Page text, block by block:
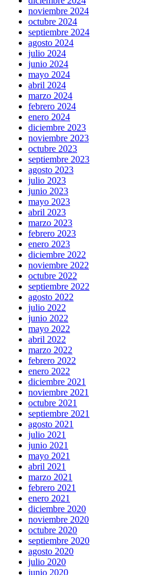
noviembre 2024
octubre 2024
septiembre 2024
agosto 2024
julio 2024
junio 2024
mayo 2024
abril 2024
marzo 2024
febrero 2024
enero 2024
diciembre 2023
noviembre 2023
octubre 2023
septiembre 2023
agosto 2023
julio 2023
junio 2023
mayo 2023
abril 2023
marzo 2023
febrero 2023
enero 2023
diciembre 2022
noviembre 2022
octubre 2022
septiembre 2022
agosto 2022
julio 2022
junio 2022
mayo 2022
abril 2022
marzo 2022
febrero 2022
enero 2022
diciembre 2021
noviembre 2021
octubre 2021
septiembre 2021
agosto 2021
julio 2021
junio 2021
mayo 2021
abril 2021
marzo 2021
febrero 2021
enero 2021
diciembre 2020
noviembre 2020
octubre 2020
septiembre 2020
agosto 2020
julio 2020
junio 2020